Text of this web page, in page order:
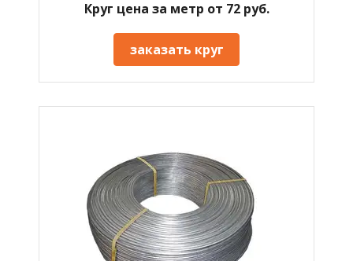
Круг цена за метр от 72 руб.
заказать круг